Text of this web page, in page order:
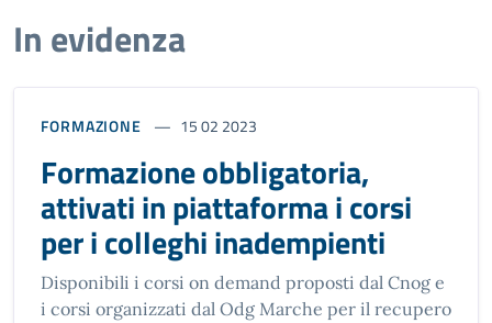
In evidenza
FORMAZIONE 15 02 2023
Formazione obbligatoria,
attivati in piattaforma i corsi
per i colleghi inadempienti
Disponibili i corsi on demand proposti dal Cnog e
i corsi organizzati dal Odg Marche per il recupero